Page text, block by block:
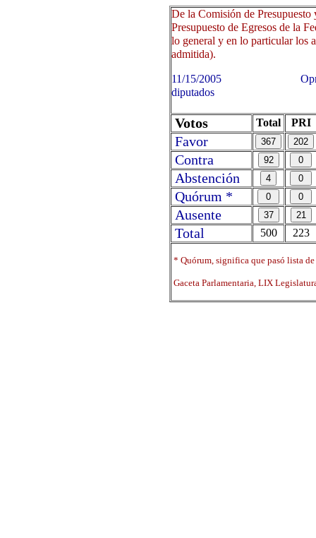
De la Comisión de
Presupuesto de Egresos de la
lo general y en lo particular los
admitida).
11/15/2005 Oprima
diputados
Votos Total PRI
Favor
Contra
Abstención
Quórum *
Ausente
Total
500 223
* Quórum, significa que pasó lista
Gaceta Parlamentaria, LIX